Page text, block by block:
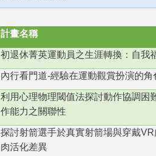
計畫名稱
初退休菁英運動員之生涯轉換：自我
內行看門道-經驗在運動觀賞扮演的角
利用心理物理閾值法探討動作協調困
作能力之關聯性
探討射箭選手於真實射箭場與穿戴
肉活化差異